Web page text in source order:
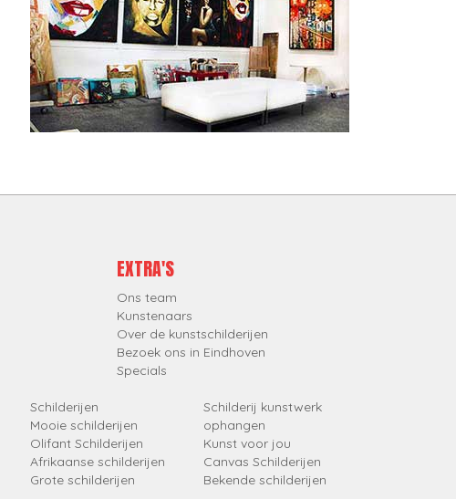
EXTRA'S
Ons team
Kunstenaars
Over de kunstschilderijen
Bezoek ons in Eindhoven
Specials
Schilderijen
Mooie schilderijen
Olifant Schilderijen
Afrikaanse schilderijen
Grote schilderijen
Schilderij kunstwerk
ophangen
Kunst voor jou
Canvas Schilderijen
Bekende schilderijen